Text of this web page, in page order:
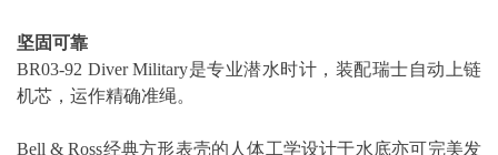
坚固可靠
BR03-92 Diver Military是专业潜水时计，装配瑞士自动上链
机芯，运作精确准绳。
Bell & Ross经典方形表壳的人体工学设计于水底亦可完美发